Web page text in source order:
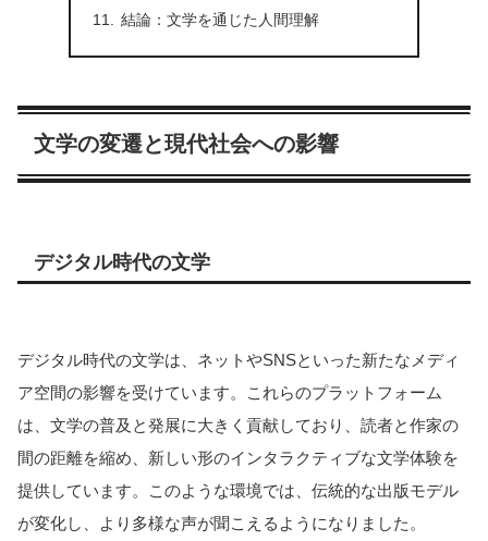
結論：文学を通じた人間理解
文学の変遷と現代社会への影響
デジタル時代の文学
デジタル時代の文学は、ネットやSNSといった新たなメディ
ア空間の影響を受けています。これらのプラットフォーム
は、文学の普及と発展に大きく貢献しており、読者と作家の
間の距離を縮め、新しい形のインタラクティブな文学体験を
提供しています​​。このような環境では、伝統的な出版モデル
が変化し、より多様な声が聞こえるようになりました。